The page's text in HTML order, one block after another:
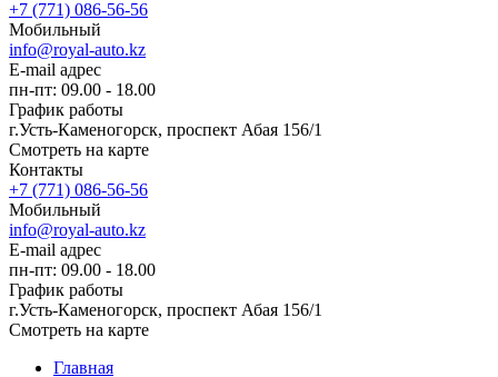
+7 (771) 086-56-56
Мобильный
info@royal-auto.kz
E-mail адрес
пн-пт: 09.00 - 18.00
График работы
г.Усть-Каменогорск, проспект Абая 156/1
Смотреть на карте
Контакты
+7 (771) 086-56-56
Мобильный
info@royal-auto.kz
E-mail адрес
пн-пт: 09.00 - 18.00
График работы
г.Усть-Каменогорск, проспект Абая 156/1
Смотреть на карте
Главная